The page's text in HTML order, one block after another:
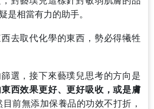
是相當有力的助手。
西去取代化學的東西，勢必得犧牲
選，接下來藝璞兒思考的方向是
西效果更好、更好吸收，或是膚
目前無添加保養品的功效不打折，